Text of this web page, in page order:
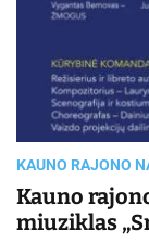
KAUNO RAJONO
Kauno
miuziklas